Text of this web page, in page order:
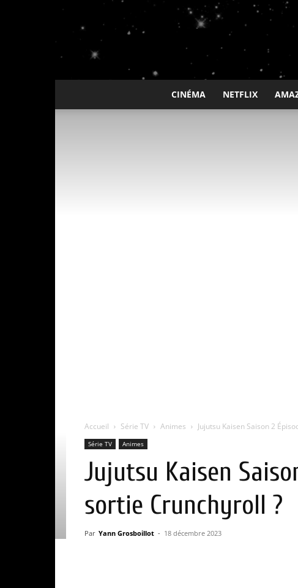
CINÉMA NETFLIX
Accueil Série TV Animes Jujutsu Kaisen Saison 2
Série TV Animes
Jujutsu Kaisen
sortie Crunchyroll ?
Par Yann Grosboillot - 18 décembre 2023